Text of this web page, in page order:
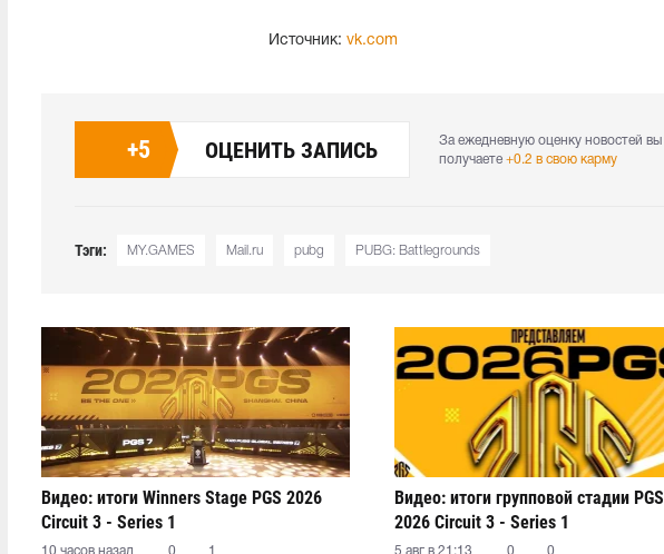
Источник: vk.com
+5 ОЦЕНИТЬ ЗАПИСЬ
За ежедневную оценку новостей вы
получаете +0.2 в свою карму
Тэги: MY.GAMES Mail.ru pubg PUBG: Battlegrounds
Видео: итоги Winners Stage PGS 2026
Circuit 3 - Series 1
10 часов назад 0 1
Видео: итоги групповой стадии PGS
2026 Circuit 3 - Series 1
5 авг в 21:13 0 0